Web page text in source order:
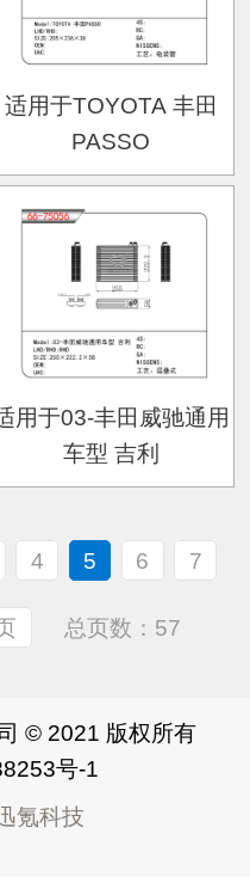
适用于TOYOTA 丰田
PASSO
用于03-丰田威驰通用
车型 吉利
4 5 6 7
总页数：57
© 2021 版权所有
号-1
氪科技